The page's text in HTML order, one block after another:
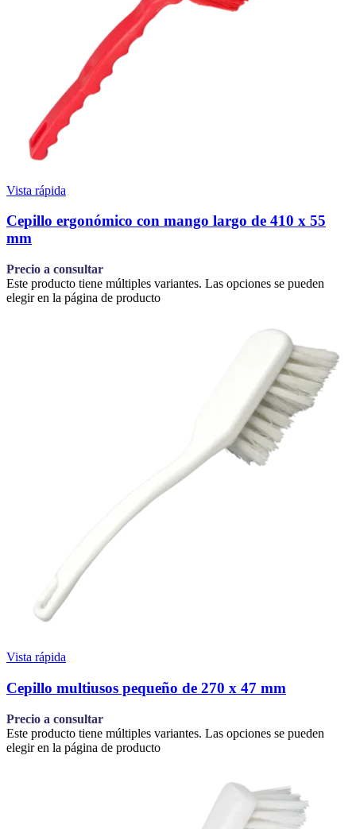
Vista rápida
Cepillo ergonómico con mango largo de 410 x 55
mm
Precio a consultar
Este producto tiene múltiples variantes. Las opciones se pueden
elegir en la página de producto
Vista rápida
Cepillo multiusos pequeño de 270 x 47 mm
Precio a consultar
Este producto tiene múltiples variantes. Las opciones se pueden
elegir en la página de producto